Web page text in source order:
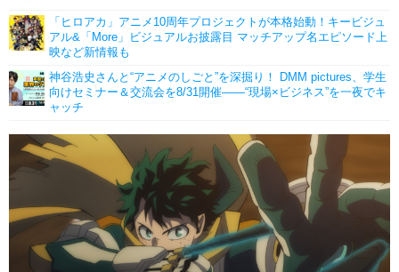
「ヒロアカ」アニメ10周年プロジェクトが本格始動！キービジュ
アル&「More」ビジュアルお披露目 マッチアップ名エピソード上
映など新情報も
神谷浩史さんと“アニメのしごと”を深掘り！ DMM pictures、学生
向けセミナー＆交流会を8/31開催――“現場×ビジネス”を一夜でキ
ャッチ